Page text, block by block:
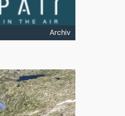
Archiv